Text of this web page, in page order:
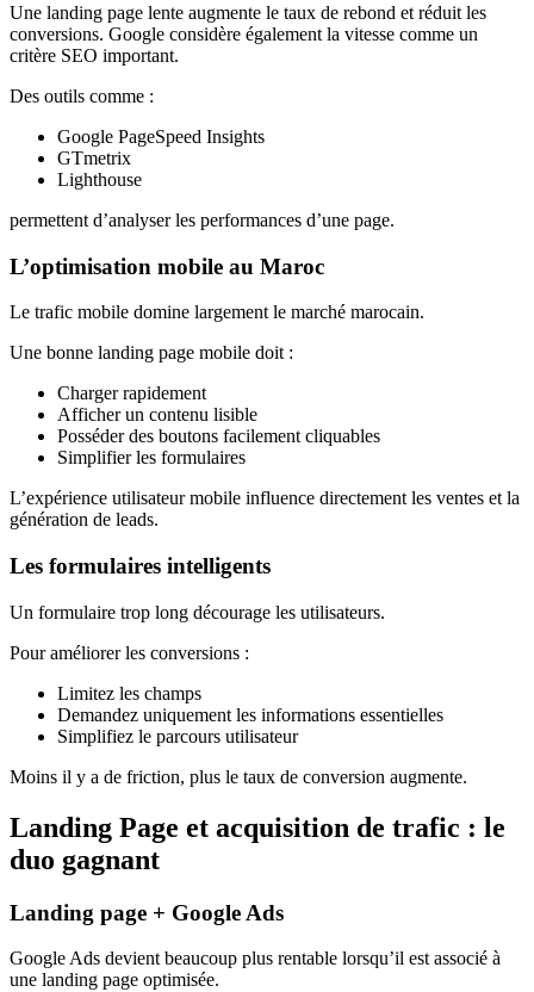
Une landing page lente augmente le taux de rebond et réduit les
conversions. Google considère également la vitesse comme un
critère SEO important.
Des outils comme :
Google PageSpeed Insights
GTmetrix
Lighthouse
permettent d’analyser les performances d’une page.
L’optimisation mobile au Maroc
Le trafic mobile domine largement le marché marocain.
Une bonne landing page mobile doit :
Charger rapidement
Afficher un contenu lisible
Posséder des boutons facilement cliquables
Simplifier les formulaires
L’expérience utilisateur mobile influence directement les ventes et la
génération de leads.
Les formulaires intelligents
Un formulaire trop long décourage les utilisateurs.
Pour améliorer les conversions :
Limitez les champs
Demandez uniquement les informations essentielles
Simplifiez le parcours utilisateur
Moins il y a de friction, plus le taux de conversion augmente.
Landing Page et acquisition de trafic : le
duo gagnant
Landing page + Google Ads
Google Ads devient beaucoup plus rentable lorsqu’il est associé à
une landing page optimisée.